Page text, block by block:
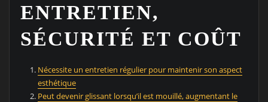
ENTRETIEN,
SÉCURITÉ ET COÛT
Nécessite un entretien régulier pour maintenir son aspect
esthétique
Peut devenir glissant lorsqu’il est mouillé, augmentant le